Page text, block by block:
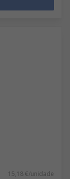
15,18 €/unidade